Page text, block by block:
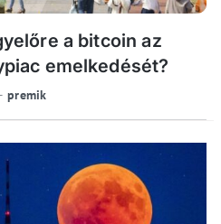
a bitcoin az
emelkedését?
premik